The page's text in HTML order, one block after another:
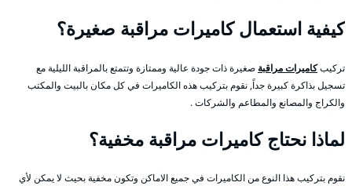
كيفية استعمال كاميرات مراقبة صغيرة؟
تركيبكاميرات مراقبة صغيرة ذات جودة عالية وممتازة وتتمتع بالمراقبة الليلية مع
تسجيل بذاكرة كبيرة جداً, نقوم بتركيب هذه الكاميرات في كل مكان بالبيت والمكتب
والكراج والمصانع والمطاعم والشركات .
لماذا نحتاج كاميرات مراقبة مخفية؟
نقوم بتركيب هذا النوع من الكاميرات في جميع الاماكن وتكون مخفية بحيث لا يمكن لأي